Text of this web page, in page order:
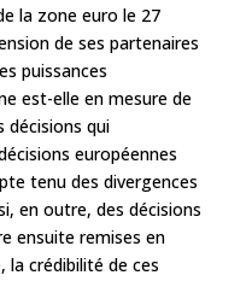
la zone euro le 27
de ses partenaires
puissances
est-elle en mesure de
décisions qui
européennes
tenu des divergences
en outre, des décisions
ensuite remises en
la crédibilité de ces